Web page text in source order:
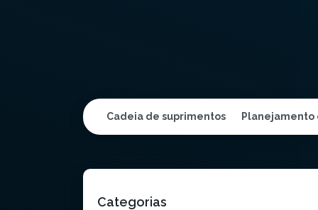
Cadeia de suprimentos Planejamento
Categorias